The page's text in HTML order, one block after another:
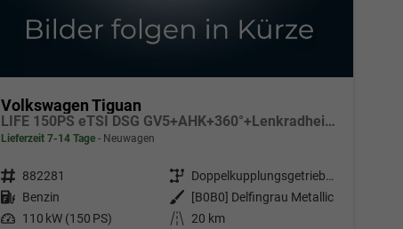
Volkswagen Tiguan
LIFE 150PS eTSI DSG GV5+AHK+360°+Lenkradheiz+IQ.Drive+ACC+App+eHeck+LED
Lieferzeit 7-14 Tage Neuwagen
Fahrzeugnr. 882281 Getriebe
Doppelkupplungsgetriebe (DSG)
Kraftstoff Benzin Außenfarbe
[B0B0] Delfingrau Metallic
Leistung 110 kW (150 PS) Kilometerstand 20 km